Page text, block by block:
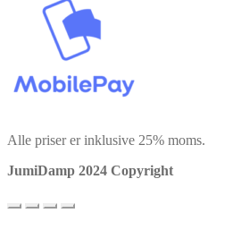
Alle priser er inklusive 25% moms.
JumiDamp 2024 Copyright